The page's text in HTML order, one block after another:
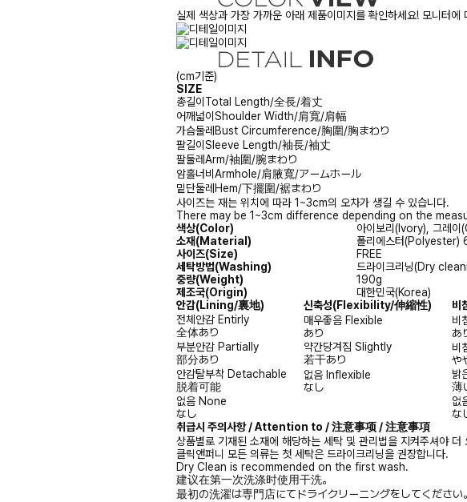
실제 색상과 가장 가까운 아래 제품이미지를 확인하세요! 모니터에
(cm기준)
SIZE
총길이 Total Length/全長/着丈
어깨넓이 Shoulder Width/肩寬/肩幅
가슴둘레 Bust Circumference/胸圍/胸まわり
팔길이 Sleeve Length/袖長/袖丈
팔둘레Arm/袖圍/腕まわり
암홀너비 Armhole/肩腋寬/アームホール
밑단둘레 Hem/下擺圍/裾まわり
사이즈는 재는 위치에 따라 1~3cm의 오차가 생길 수 있습니다.
There may be 1~3cm difference depending on the
색상(Color)
아이보리(Ivory), 그레
소재(Material)
폴리에스터
사이즈(Size)
FREE
세탁방법(Washing)
드라이크리닝(Dry
중량(Weight)
190g
제조국(Origin)
대한민국(Korea)
안감(Lining/裏地) 신축성(Flexibility/伸縮性) 비
전체안감 Entirly
全体あり
매우좋음 Flexible
あり
비
あ
부분안감 Partially
部分あり
약간당겨짐 Slightly
若干あり
비
や
안감탈부착 Detachable
脱着可能
없음 Inflexible
なし
밝
薄
없음 None
なし
없
な
취급시 주의사항 / Attention to / 注意事项 / 注意事項
상품별로 기재된 소재에 해당하는 세탁 및 관리법을 지켜주셔야 더
클릭앤퍼니 모든 의류는 첫 세탁은 드라이크리닝을 권장합니다.
Dry Clean is recommended on the first wash.
建议在第一次洗涤时使用干洗。
最初の洗濯は専門店にてドライクリーニングをしてください。